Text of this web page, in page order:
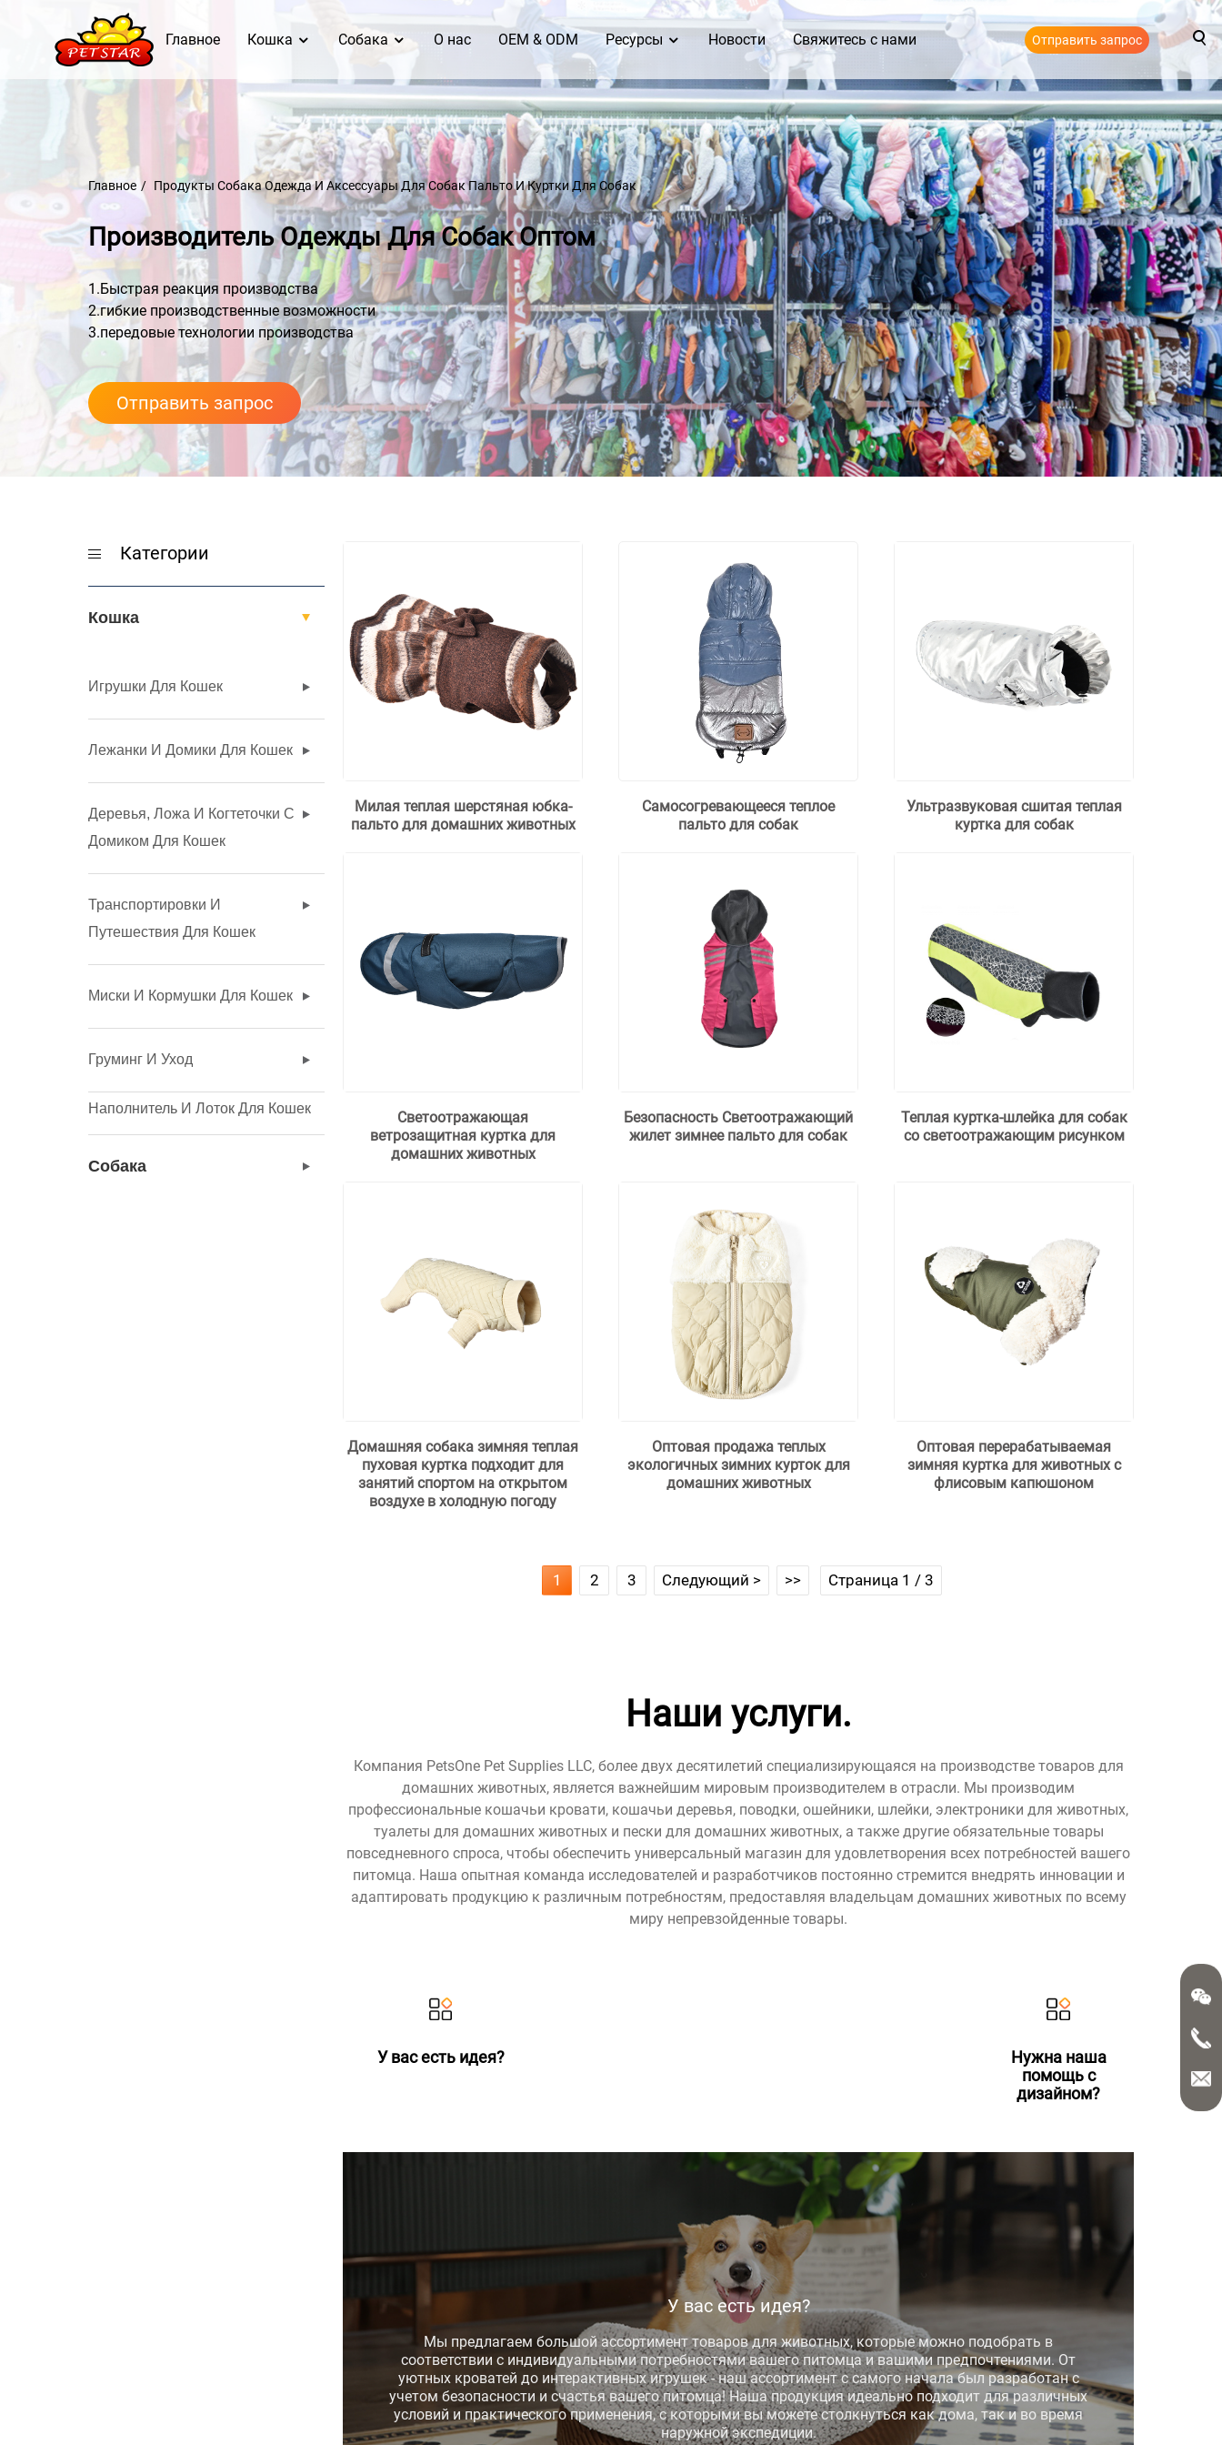
Главное Кошка Собака O нас OEM & ODM Ресурсы Новости Свяжитесь с нами Отправить запрос
Главное Продукты СобакаОдежда И Аксессуары Для СобакПальто И Куртки Для Собак
Производитель Одежды Для Собак Оптом
1.Быстрая реакция производства
2.гибкие производственные возможности
3.передовые технологии производства
Отправить запрос
Категории
Кошка
Игрушки Для Кошек
Лежанки И Домики Для Кошек
Деревья, Ложа И Когтеточки С
Домиком Для Кошек
Транспортировки И
Путешествия Для Кошек
Миски И Кормушки Для Кошек
Груминг И Уход
Наполнитель И Лоток Для Кошек
Собака
Милая теплая шерстяная юбка-
пальто для домашних животных
Самосогревающееся теплое
пальто для собак
Ультразвуковая сшитая теплая
куртка для собак
Светоотражающая
ветрозащитная куртка для
домашних животных
Безопасность Светоотражающий
жилет зимнее пальто для собак
Теплая куртка-шлейка для собак
со светоотражающим рисунком
Домашняя собака зимняя теплая
пуховая куртка подходит для
занятий спортом на открытом
воздухе в холодную погоду
Оптовая продажа теплых
экологичных зимних курток для
домашних животных
Оптовая перерабатываемая
зимняя куртка для животных с
флисовым капюшоном
1 2 3 Следующий > >> Страница 1 / 3
Наши услуги.
Компания PetsOne Pet Supplies LLC, более двух десятилетий специализирующаяся на производстве товаров для
домашних животных, является важнейшим мировым производителем в отрасли. Мы производим
профессиональные кошачьи кровати, кошачьи деревья, поводки, ошейники, шлейки, электроники для животных,
туалеты для домашних животных и пески для домашних животных, а также другие обязательные товары
повседневного спроса, чтобы обеспечить универсальный магазин для удовлетворения всех потребностей вашего
питомца. Наша опытная команда исследователей и разработчиков постоянно стремится внедрять инновации и
адаптировать продукцию к различным потребностям, предоставляя владельцам домашних животных по всему
миру непревзойденные товары.
У вас есть идея?
Нужна наша
помощь с
дизайном?
У вас есть идея?
Мы предлагаем большой ассортимент товаров для животных, которые можно подобрать в
соответствии с индивидуальными потребностями вашего питомца и вашими предпочтениями. От
уютных кроватей до интерактивных игрушек - наш ассортимент с самого начала был разработан с
учетом безопасности и счастья вашего питомца! Наша продукция идеально подходит для различных
условий и практического применения, с которыми вы можете столкнуться как дома, так и во время
наружной экспедиции.